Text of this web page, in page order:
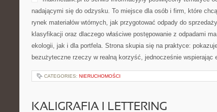
interesują się światem
bardziej trafne decyzje
miejsce stworzone z
wiedzieć, co nakładają na
komponenty formuł i jak
droga, w którym liczy się ciągłość, ale też rozsądek. Polecamy
CATEGORIES:NIERUCHOMOŚCI